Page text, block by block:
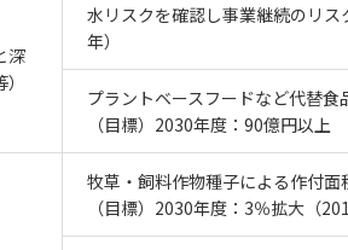
深
水リスクを確認し事業継続のリス
年）
プラントベースフードなど代替食
（目標）2030年度：90億円以上
牧草・飼料作物種子による作付面
（目標）2030年度：3％拡大（